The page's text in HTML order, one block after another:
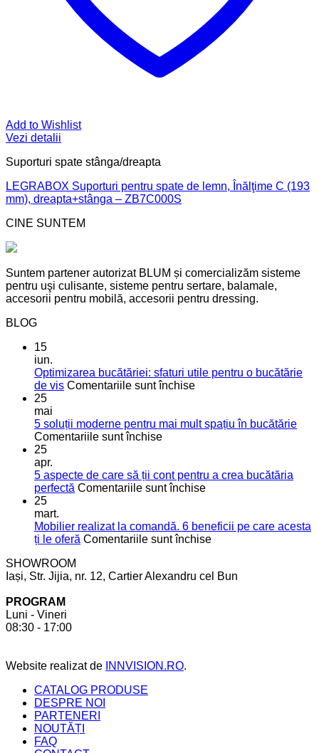
Add to Wishlist
Vezi detalii
Suporturi spate stânga/dreapta
LEGRABOX Suporturi pentru spate de lemn, Înălţime C (193
mm), dreapta+stânga – ZB7C000S
CINE SUNTEM
Suntem partener autorizat BLUM și comercializăm sisteme
pentru uşi culisante, sisteme pentru sertare, balamale,
accesorii pentru mobilă, accesorii pentru dressing.
BLOG
15
iun.
Optimizarea bucătăriei: sfaturi utile pentru o bucătărie
de vis Comentariile sunt închisepentru
sfaturi
bucătărie
de
25
mai
5 soluții moderne pentru mai mult spațiu în bucătărie
Comentariile sunt închisepentru
moderne
pentru
spațiu
în
25
apr.
5 aspecte de care să ții cont pentru a crea bucătăria
perfectă Comentariile sunt închisepentru
de
care
cont
25
mart.
Mobilier realizat la comandă. 6 beneficii pe care acesta
ți le oferă Comentariile sunt închisepentru
la
SHOWROOM
Iași, Str. Jijia, nr. 12, Cartier Alexandru cel Bun
PROGRAM
Luni - Vineri
08:30 - 17:00
Website realizat de INNVISION.RO.
CATALOG PRODUSE
DESPRE NOI
PARTENERI
NOUTĂȚI
FAQ